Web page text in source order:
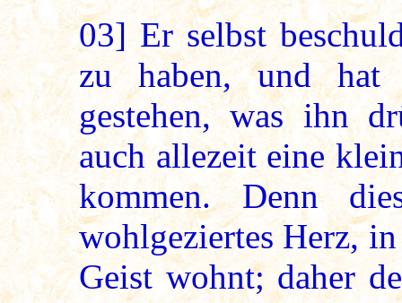
03] Er selbst
zu haben, und
gestehen, was ihn
auch allezeit eine
kommen. Denn
wohlgeziertes Herz,
Geist wohnt; daher